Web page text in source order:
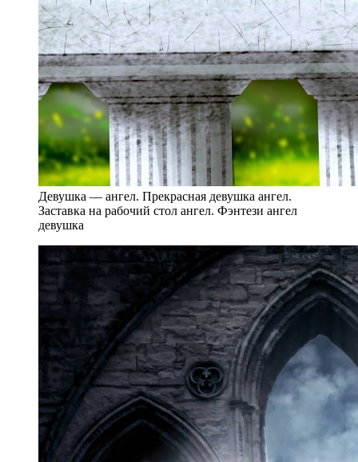
Девушка — ангел. Прекрасная девушка ангел.
Заставка на рабочий стол ангел. Фэнтези ангел
девушка